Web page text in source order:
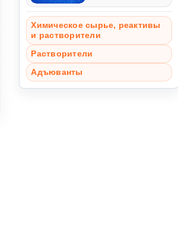
Химическое сырье, реактивы
и растворители
Растворители
Адъюванты